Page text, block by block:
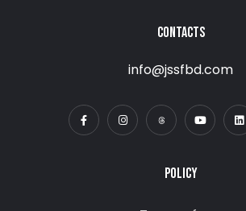
CONTACTS
info@jssfbd.com
POLICY